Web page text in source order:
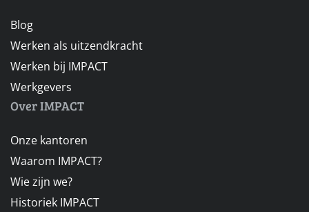
Blog
Werken als uitzendkracht
Werken bij IMPACT
Werkgevers
Over IMPACT
Onze kantoren
Waarom IMPACT?
Wie zijn we?
Historiek IMPACT